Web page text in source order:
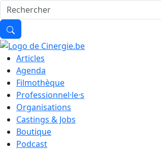
Articles
Agenda
Filmothèque
Professionnel·le·s
Organisations
Castings & Jobs
Boutique
Podcast